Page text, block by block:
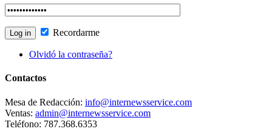
Recordarme
Olvidó la contraseña?
Contactos
Mesa de Redacción: info@internewsservice.com
Ventas: admin@internewsservice.com
Teléfono: 787.368.6353